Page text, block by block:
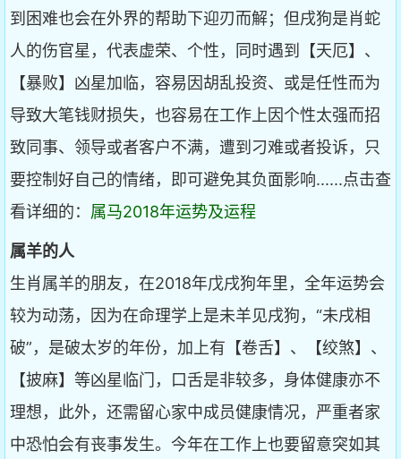
到困难也会在外界的帮助下迎刃而解；但戌狗是肖蛇
人的伤官星，代表虚荣、个性，同时遇到【天厄】、
【暴败】凶星加临，容易因胡乱投资、或是任性而为
导致大笔钱财损失，也容易在工作上因个性太强而招
致同事、领导或者客户不满，遭到刁难或者投诉，只
要控制好自己的情绪，即可避免其负面影响......点击查
看详细的： 属马2018年运势及运程
属羊的人
生肖属羊的朋友，在2018年戊戌狗年里，全年运势会
较为动荡，因为在命理学上是未羊见戌狗，“未戌相
破”，是破太岁的年份，加上有【卷舌】、【绞煞】、
【披麻】等凶星临门，口舌是非较多，身体健康亦不
理想，此外，还需留心家中成员健康情况，严重者家
中恐怕会有丧事发生。今年在工作上也要留意突如其